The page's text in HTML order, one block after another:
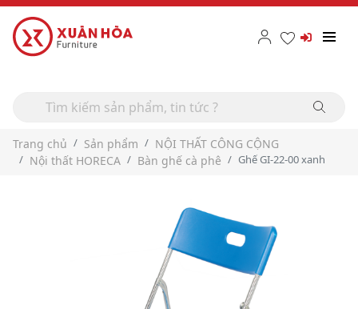
Trang chủ Sản phẩm
NỘI THẤT CÔNG CỘNG
Nội thất HORECA
Bàn ghế cà phê Ghế GI-22-00 xanh